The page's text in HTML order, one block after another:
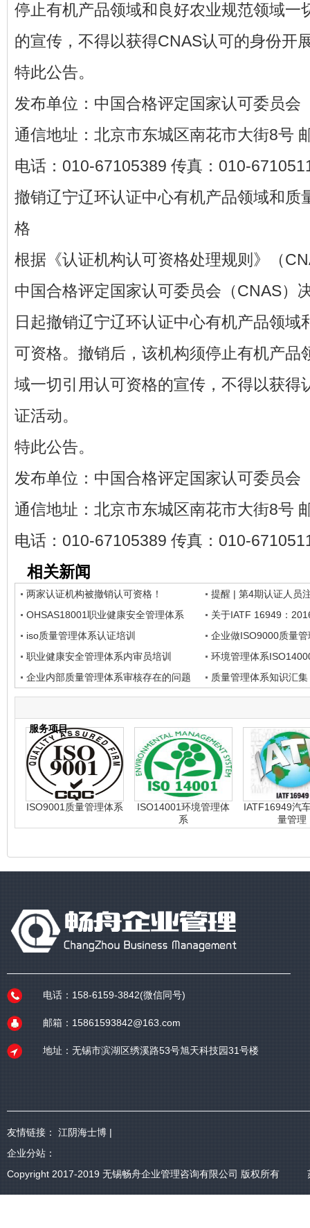
停止有机产品领域和良好农业规范领域一
的宣传，不得以获得CNAS认可的身份开
特此公告。
发布单位：中国合格评定国家认可委员会
通信地址：北京市东城区南花市大街8号
电话：010-67105389 传真：010-
撤销辽宁辽环认证中心有机产品领域和质
格
根据《认证机构认可资格处理规则》（
中国合格评定国家认可委员会（CNAS）
日起撤销辽宁辽环认证中心有机产品领域
可资格。撤销后，该机构须停止有机产品
域一切引用认可资格的宣传，不得以获得
证活动。
特此公告。
发布单位：中国合格评定国家认可委员会
通信地址：北京市东城区南花市大街8号
电话：010-67105389 传真：010-
相关新闻
两家认证机构被撤销认可资格！
提醒 | 第4期认证人员
OHSAS18001职业健康安全管理体系
关于IATF 16949：
iso质量管理体系认证培训
企业做ISO9000质量
职业健康安全管理体系内审员培训
环境管理体系
企业内部质量管理体系审核存在的问题
质量管理体系知识汇集
服务项目
ISO9001质量管理体系
ISO14001环境管理体
系
IATF16949汽
量管理
电话：158-6159-3842(微信同号)
邮箱：15861593842@163.com
地址：无锡市滨湖区绣溪路53号旭天科技园31号楼
友情链接：江阴海士博|
企业分站：
Copyright 2017-2019无锡畅舟企业管理咨询有限公司版权所有